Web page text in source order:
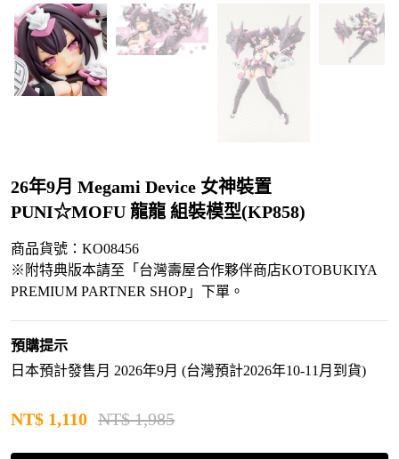
26年9月 Megami Device 女神裝置
PUNI☆MOFU 龍龍 組裝模型(KP858)
商品貨號：KO08456
※附特典版本請至「台灣壽屋合作夥伴商店KOTOBUKIYA
PREMIUM PARTNER SHOP」下單。
預購提示
日本預計發售月 2026年9月 (台灣預計2026年10-11月到貨)
NT$ 1,110 NT$ 1,985